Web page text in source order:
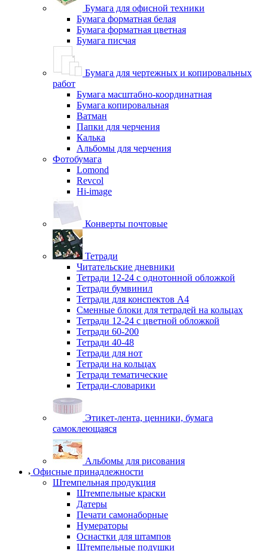
Бумага для офисной техники
Бумага форматная белая
Бумага форматная цветная
Бумага писчая
Бумага для чертежных и копировальных
работ
Бумага масштабно-координатная
Бумага копировальная
Ватман
Папки для черчения
Калька
Альбомы для черчения
Фотобумага
Lomond
Revcol
Hi-image
Конверты почтовые
Тетради
Читательские дневники
Тетради 12-24 с однотонной обложкой
Тетради бумвинил
Тетради для конспектов А4
Сменные блоки для тетрадей на кольцах
Тетради 12-24 с цветной обложкой
Тетради 60-200
Тетради 40-48
Тетради для нот
Тетради на кольцах
Тетради тематические
Тетради-словарики
Этикет-лента, ценники, бумага
самоклеющаяся
Альбомы для рисования
Офисные принадлежности
Штемпельная продукция
Штемпельные краски
Датеры
Печати самонаборные
Нумераторы
Оснастки для штампов
Штемпельные подушки